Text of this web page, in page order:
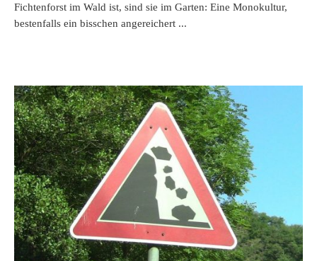
Fichtenforst im Wald ist, sind sie im Garten: Eine Monokultur,
bestenfalls ein bisschen angereichert ...